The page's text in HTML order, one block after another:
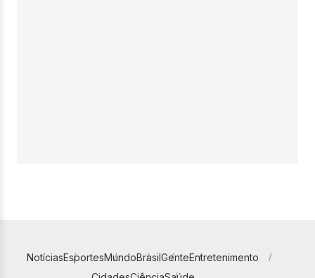
NotíciasEsportesMundoBrasilGenteEntretenimento